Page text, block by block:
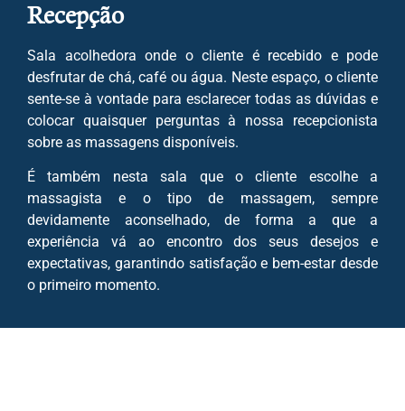
Recepção
Sala acolhedora onde o cliente é recebido e pode
desfrutar de chá, café ou água. Neste espaço, o cliente
sente-se à vontade para esclarecer todas as dúvidas e
colocar quaisquer perguntas à nossa recepcionista
sobre as massagens disponíveis.
É também nesta sala que o cliente escolhe a
massagista e o tipo de massagem, sempre
devidamente aconselhado, de forma a que a
experiência vá ao encontro dos seus desejos e
expectativas, garantindo satisfação e bem-estar desde
o primeiro momento.